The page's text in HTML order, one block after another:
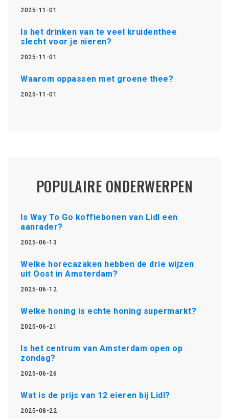
2025-11-01
Is het drinken van te veel kruidenthee
slecht voor je nieren?
2025-11-01
Waarom oppassen met groene thee?
2025-11-01
POPULAIRE ONDERWERPEN
Is Way To Go koffiebonen van Lidl een
aanrader?
2025-06-13
Welke horecazaken hebben de drie wijzen
uit Oost in Amsterdam?
2025-06-12
Welke honing is echte honing supermarkt?
2025-06-21
Is het centrum van Amsterdam open op
zondag?
2025-06-26
Wat is de prijs van 12 eieren bij Lidl?
2025-08-22